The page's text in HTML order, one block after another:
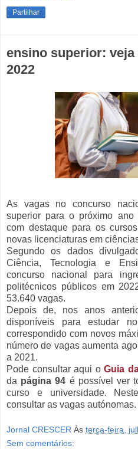
Partilhar
ensino superior: veja
2022
As vagas no concurso
superior para o próximo ano
com destaque para os
novas licenciaturas em
Segundo os dados
Ciência, Tecnologia e
concurso nacional para
politécnicos públicos em
53.640 vagas.
Depois de, nos anos
disponíveis para estudar
correspondido com novos
número de vagas aumenta
a 2021.
Pode consultar aqui o Guia
da página 94 é possível ver
curso e universidade.
consultar as vagas autónomas.
Jornal CRESCER Às terça-feira,
Sem comentários: